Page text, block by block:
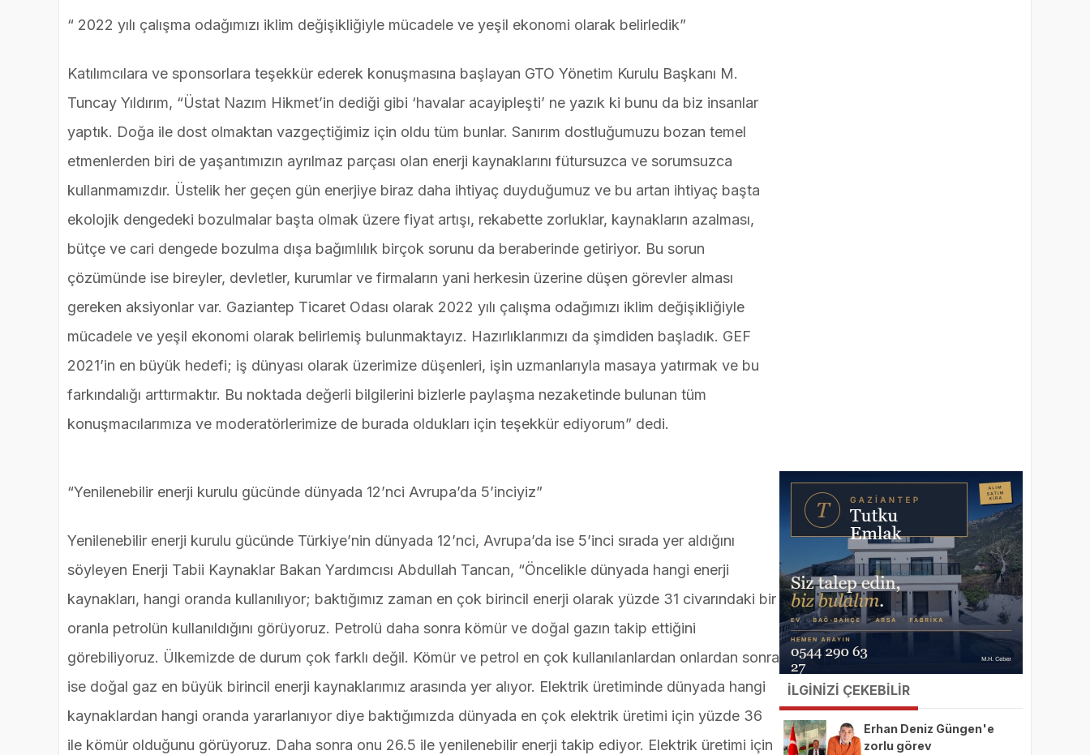
“ 2022 yılı çalışma odağımızı iklim değişikliğiyle mücadele ve yeşil ekonomi olarak belirledik”
Katılımcılara ve sponsorlara teşekkür ederek konuşmasına başlayan GTO Yönetim Kurulu Başkanı M.
Tuncay Yıldırım, “Üstat Nazım Hikmet’in dediği gibi ‘havalar acayipleşti’ ne yazık ki bunu da biz insanlar
yaptık. Doğa ile dost olmaktan vazgeçtiğimiz için oldu tüm bunlar. Sanırım dostluğumuzu bozan temel
etmenlerden biri de yaşantımızın ayrılmaz parçası olan enerji kaynaklarını fütursuzca ve sorumsuzca
kullanmamızdır. Üstelik her geçen gün enerjiye biraz daha ihtiyaç duyduğumuz ve bu artan ihtiyaç başta
ekolojik dengedeki bozulmalar başta olmak üzere fiyat artışı, rekabette zorluklar, kaynakların azalması,
bütçe ve cari dengede bozulma dışa bağımlılık birçok sorunu da beraberinde getiriyor. Bu sorun
çözümünde ise bireyler, devletler, kurumlar ve firmaların yani herkesin üzerine düşen görevler alması
gereken aksiyonlar var. Gaziantep Ticaret Odası olarak 2022 yılı çalışma odağımızı iklim değişikliğiyle
mücadele ve yeşil ekonomi olarak belirlemiş bulunmaktayız. Hazırlıklarımızı da şimdiden başladık. GEF
2021’in en büyük hedefi; iş dünyası olarak üzerimize düşenleri, işin uzmanlarıyla masaya yatırmak ve bu
farkındalığı arttırmaktır. Bu noktada değerli bilgilerini bizlerle paylaşma nezaketinde bulunan tüm
konuşmacılarımıza ve moderatörlerimize de burada oldukları için teşekkür ediyorum” dedi.
“Yenilenebilir enerji kurulu gücünde dünyada 12’nci Avrupa’da 5’inciyiz”
Yenilenebilir enerji kurulu gücünde Türkiye’nin dünyada 12’nci, Avrupa’da ise 5’inci sırada yer aldığını
söyleyen Enerji Tabii Kaynaklar Bakan Yardımcısı Abdullah Tancan, “Öncelikle dünyada hangi enerji
kaynakları, hangi oranda kullanılıyor; baktığımız zaman en çok birincil enerji olarak yüzde 31 civarındaki bir
oranla petrolün kullanıldığını görüyoruz. Petrolü daha sonra kömür ve doğal gazın takip ettiğini
görebiliyoruz. Ülkemizde de durum çok farklı değil. Kömür ve petrol en çok kullanılanlardan onlardan sonra
ise doğal gaz en büyük birincil enerji kaynaklarımız arasında yer alıyor. Elektrik üretiminde dünyada hangi
kaynaklardan hangi oranda yararlanıyor diye baktığımızda dünyada en çok elektrik üretimi için yüzde 36
ile kömür olduğunu görüyoruz. Daha sonra onu 26.5 ile yenilenebilir enerji takip ediyor. Elektrik üretimi için
İLGİNİZİ ÇEKEBİLİR
Erhan Deniz Güngen'e
zorlu görev